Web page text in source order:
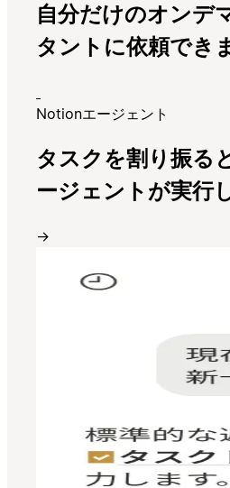
自分だけのオンデ
タントに依頼でき
Notionエージェント
タスクを割り振る
ージェントが実行
→